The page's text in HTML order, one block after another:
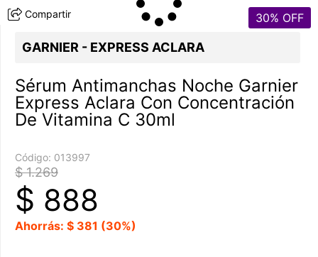
Compartir 30% OFF
GARNIER - EXPRESS ACLARA
Sérum Antimanchas Noche Garnier
Express Aclara Con Concentración
De Vitamina C 30ml
Código: 013997
$ 1.269
$ 888
Ahorrás: $ 381 (30%)